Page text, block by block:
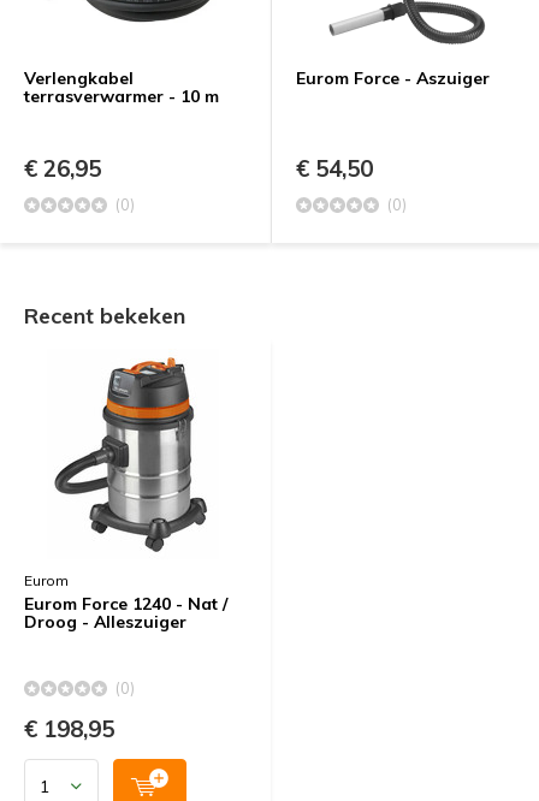
Verlengkabel
terrasverwarmer - 10 m
€ 26,95
(0)
Eurom Force - Aszuiger
€ 54,50
(0)
Recent bekeken
Eurom
Eurom Force 1240 - Nat /
Droog - Alleszuiger
(0)
€ 198,95